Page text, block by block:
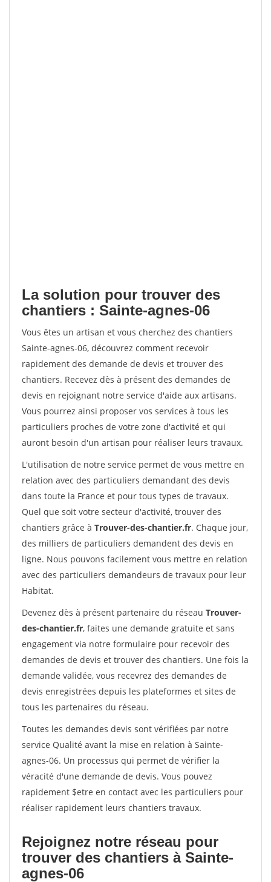
La solution pour trouver des
chantiers : Sainte-agnes-06
Vous êtes un artisan et vous cherchez des chantiers
Sainte-agnes-06, découvrez comment recevoir
rapidement des demande de devis et trouver des
chantiers. Recevez dès à présent des demandes de
devis en rejoignant notre service d'aide aux artisans.
Vous pourrez ainsi proposer vos services à tous les
particuliers proches de votre zone d'activité et qui
auront besoin d'un artisan pour réaliser leurs travaux.
L'utilisation de notre service permet de vous mettre en
relation avec des particuliers demandant des devis
dans toute la France et pour tous types de travaux.
Quel que soit votre secteur d'activité, trouver des
chantiers grâce à Trouver-des-chantier.fr. Chaque jour,
des milliers de particuliers demandent des devis en
ligne. Nous pouvons facilement vous mettre en relation
avec des particuliers demandeurs de travaux pour leur
Habitat.
Devenez dès à présent partenaire du réseau Trouver-
des-chantier.fr, faites une demande gratuite et sans
engagement via notre formulaire pour recevoir des
demandes de devis et trouver des chantiers. Une fois la
demande validée, vous recevrez des demandes de
devis enregistrées depuis les plateformes et sites de
tous les partenaires du réseau.
Toutes les demandes devis sont vérifiées par notre
service Qualité avant la mise en relation à Sainte-
agnes-06. Un processus qui permet de vérifier la
véracité d'une demande de devis. Vous pouvez
rapidement $etre en contact avec les particuliers pour
réaliser rapidement leurs chantiers travaux.
Rejoignez notre réseau pour
trouver des chantiers à Sainte-
agnes-06